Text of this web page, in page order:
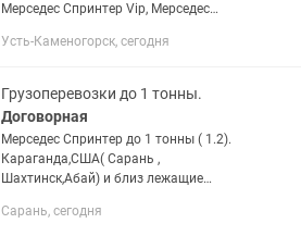
Мерседес Спринтер Vip, Мерседес
MERCEDES W222.
ТАКСИ Документы...
Усть-Каменогорск, сегодня
Грузоперевозки до 1 тонны.
Договорная
Мерседес Спринтер до 1 тонны ( 1.2).
Караганда,США( Сарань ,
Шахтинск,Абай) и близ лежащие
связи
Сарань, сегодня